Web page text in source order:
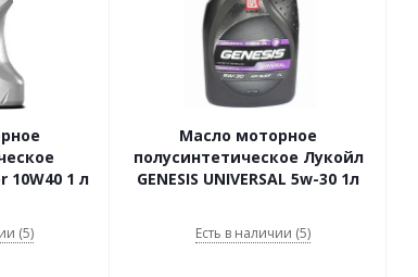
10W40 1 л
(5)
Масло моторное
полусинтетическое Лукойл
GENESIS UNIVERSAL 5w-30 1л
Есть в наличии (5)